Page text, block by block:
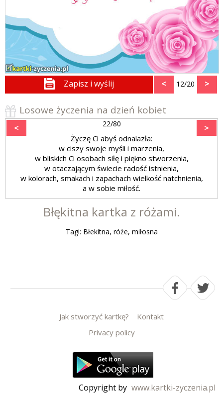
Zapisz i wyślij < 12/20 >
Losowe życzenia na dzień kobiet
< 22/80 >
Życzę Ci abyś odnalazła:
w ciszy swoje myśli i marzenia,
w bliskich Ci osobach siłę i piękno stworzenia,
w otaczającym świecie radość istnienia,
w kolorach, smakach i zapachach wielkość natchnienia,
a w sobie miłość.
Błękitna kartka z różami.
Tagi: Błekitna, róże, miłosna
Jak stworzyć kartkę?
Kontakt
Privacy policy
Copyright by www.kartki-zyczenia.pl